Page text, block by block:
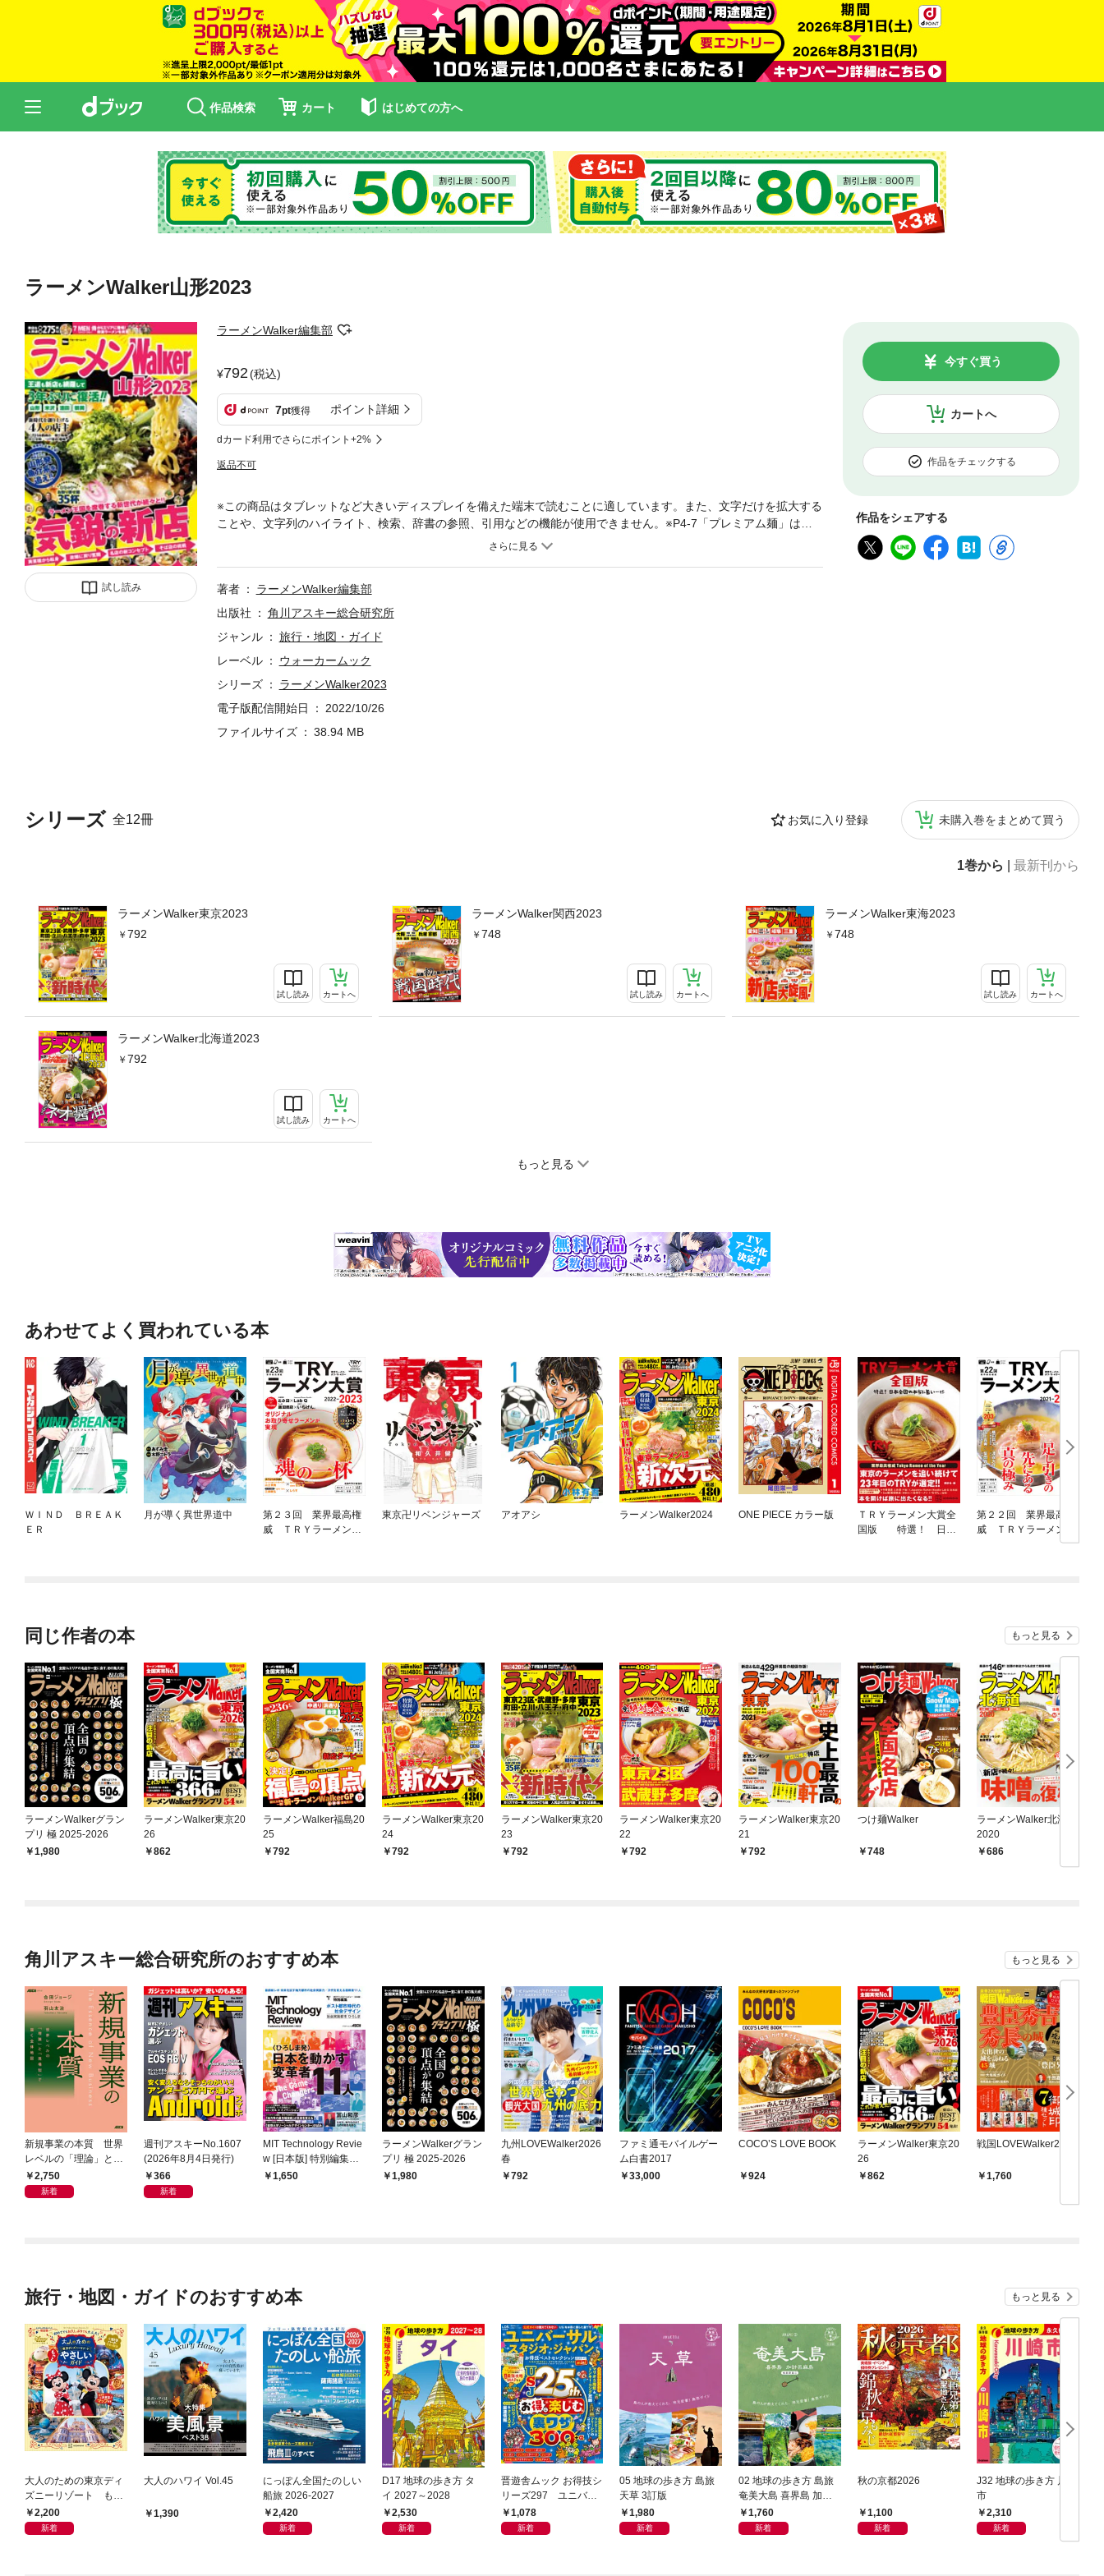
作品検索 カート はじめての方へ
ラーメンWalker山形2023
試し読み
ラーメンWalker編集部
792(税込)
7pt獲得 ポイント詳細
dカード利用でさらにポイント+2%
返品不可
カートへ
今すぐ買う
作品をチェックする
作品をシェアする
シリーズ 全12冊 お気に入り登録 未購入巻をまとめて買う
1巻から 最新刊から
ラーメンWalker東京2023
792
試し読み カートへ
ラーメンWalker関西2023
748
試し読み カートへ
ラーメンWalker東海2023
748
試し読み カートへ
ラーメンWalker北海道2023
792
試し読み カートへ
もっと見る
※この商品はタブレットなど大きいディスプレイを備えた端末で読むことに適しています。また、文字だけを拡大する
ことや、文字列のハイライト、検索、辞書の参照、引用などの機能が使用できません。※P4-7「プレミアム麺」は掲
載しておりません。※P86-91「7 MEN 侍in ラーメン博物館」の7 MEN 侍（ジャニーズJr.）の写真は掲載しておりま
別！山形の旨い店】※掲載情報は22年9/26時点のものであり、施設の都合により営業時間等が変更になる場合があり
ます。※クーポン・応募券は収録しておりません。※一部記事・写真は掲載していない場合があります。
著者
ラーメンWalker編集部
出版社
角川アスキー総合研究所
ジャンル
旅行・地図・ガイド
レーベル
ウォーカームック
シリーズ
ラーメンWalker2023
電子版配信開始日
2022/10/26
ファイルサイズ
38.94 MB
あわせてよく買われている本
ＷＩＮＤ ＢＲＥＡＫ
ＥＲ
月が導く異世界道中
第２３回 業界最高権
威 ＴＲＹラーメン大
東京卍リベンジャーズ アオアシ ラーメンWalker2024 ONE PIECE カラー版
ＴＲＹラーメン大賞全
国版 特選！ 日本
第２２回 業界最高権
威 ＴＲＹラーメン大
賞 ２０２１−２０２
同じ作者の本 もっと見る
ラーメンWalkerグラン
プリ 極 2025-2026
1,980
ラーメンWalker東京20
26
862
ラーメンWalker福島20
25
792
ラーメンWalker東京20
24
792
ラーメンWalker東京20
23
792
ラーメンWalker東京20
22
792
ラーメンWalker東京20
21
792
つけ麺Walker
748
ラーメンWalker北海道
2020
686
角川アスキー総合研究所のおすすめ本 もっと見る
新規事業の本質 世界
レベルの「理論」と
「現場知」で描く全体
地図
2,750
新着
週刊アスキーNo.1607
(2026年8月4日発行)
366
新着
MIT Technology Revie
w [日本版] 特別編集
ポスト都市時代の社会
1,650
ラーメンWalkerグラン
プリ 極 2025-2026
1,980
九州LOVEWalker2026
春
792
ファミ通モバイルゲー
ム白書2017
33,000
COCO’S LOVE BOOK
924
ラーメンWalker東京20
26
862
戦国LOVEWalker2026
1,760
旅行・地図・ガイドのおすすめ本 もっと見る
大人のための東京ディ
ズニーリゾート もっ
とやさしいガイド
2,200
新着
大人のハワイ Vol.45
1,390
にっぽん全国たのしい
船旅 2026-2027
2,420
新着
D17 地球の歩き方 タ
イ 2027～2028
2,530
新着
晋遊舎ムック お得技シ
リーズ297 ユニバー
サル・スタジオ・ジャ
パンお得技ベストセレ
1,078
新着
05 地球の歩き方 島旅
天草 3訂版
1,980
新着
02 地球の歩き方 島旅
奄美大島 喜界島 加計
呂麻島(奄美群島1) 5訂
版
1,760
新着
秋の京都2026
1,100
新着
J32 地球の歩き方 川崎
市
2,310
新着